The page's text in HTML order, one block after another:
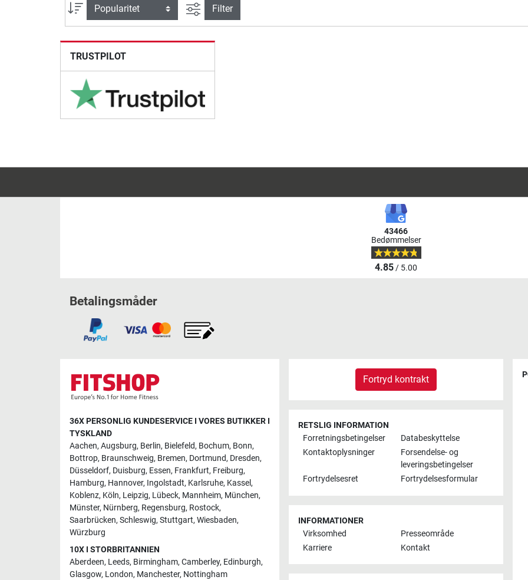
sortering Avanceret søgning
Filter
TRUSTPILOT
43466
Bedømmelser
4.85/ 5.00
Betalingsmåder
36X PERSONLIG KUNDESERVICE I VORES BUTIKKER I
TYSKLAND
Aachen, Augsburg, Berlin, Bielefeld, Bochum, Bonn,
Bottrop, Braunschweig, Bremen, Dortmund, Dresden,
Düsseldorf, Duisburg, Essen, Frankfurt, Freiburg,
Hamburg, Hannover, Ingolstadt, Karlsruhe, Kassel,
Koblenz, Köln, Leipzig, Lübeck, Mannheim, München,
Münster, Nürnberg, Regensburg, Rostock,
Saarbrücken, Schleswig, Stuttgart, Wiesbaden,
Würzburg
10X I STORBRITANNIEN
Aberdeen, Leeds, Birmingham, Camberley, Edinburgh,
Glasgow, London, Manchester, Nottingham
Fortryd kontrakt
RETSLIG INFORMATION
Forretningsbetingelser
Databeskyttelse
Kontaktoplysninger
Forsendelse- og
leveringsbetingelser
Fortrydelsesret
Fortrydelsesformular
INFORMATIONER
Virksomhed
Presseområde
Karriere
Kontakt